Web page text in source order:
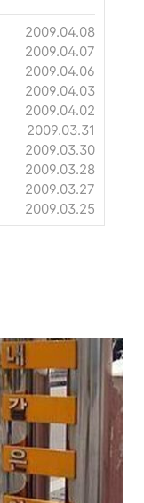
2009.04.08
2009.04.07
2009.04.06
2009.04.03
2009.04.02
2009.03.31
2009.03.30
2009.03.28
2009.03.27
2009.03.25